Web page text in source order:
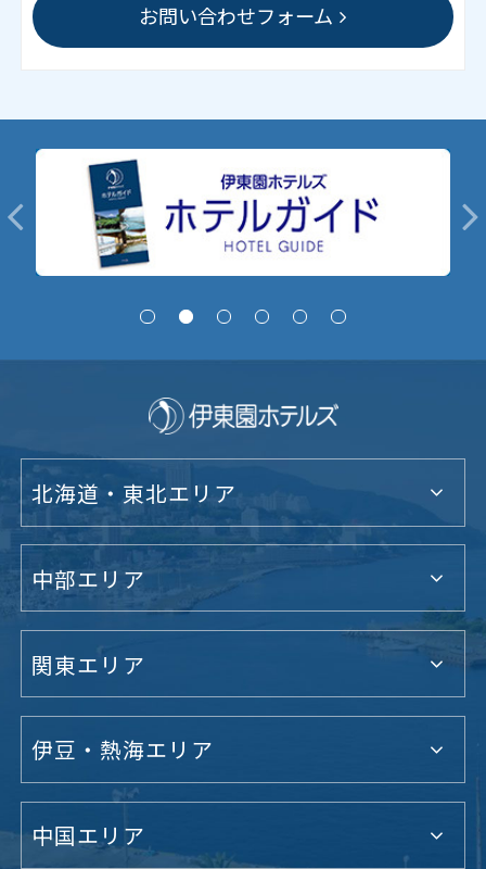
お問い合わせフォーム
北海道・東北エリア
中部エリア
関東エリア
伊豆・熱海エリア
中国エリア